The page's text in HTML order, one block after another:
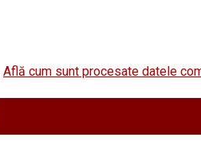
Află cum sunt procesate datele